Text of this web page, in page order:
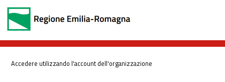
Accedere utilizzando l'account dell'organizzazione